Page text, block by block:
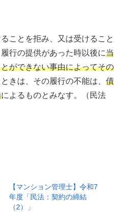
ことを拒み、又は受けること
行の提供があった時以後に当
ができない事由によってその
きは、その履行の不能は、 債
によるものとみなす。（民法
【マンション管理士】令和7
年度「民法：契約の締結
（2）」